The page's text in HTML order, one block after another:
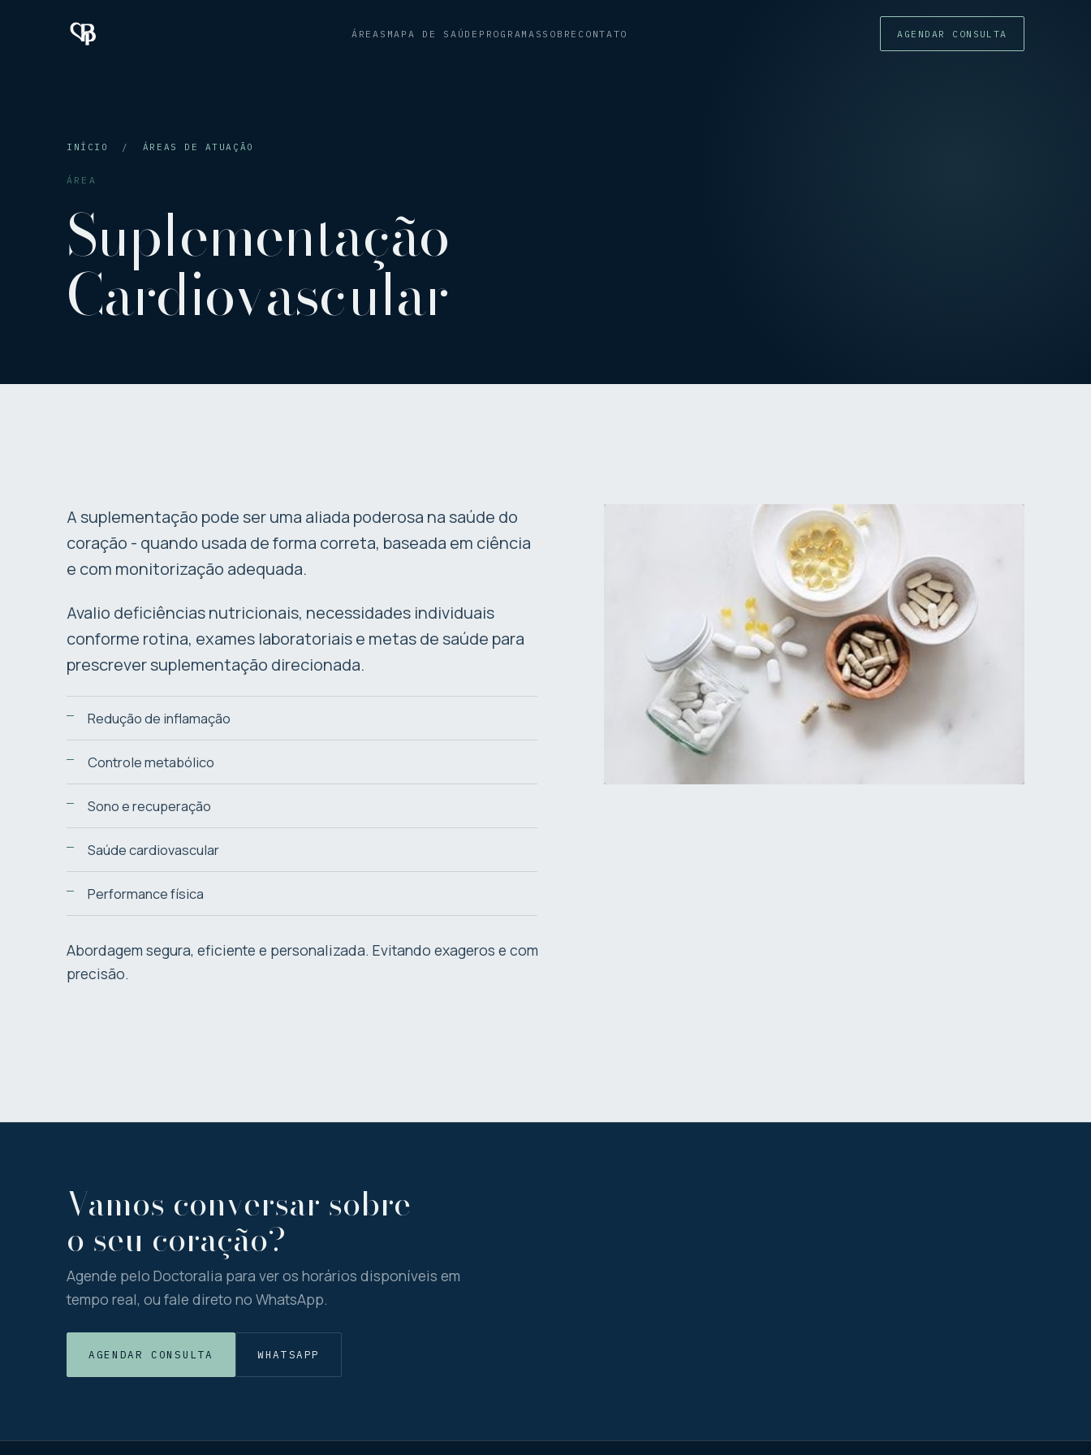
ÁREAS MAPA DE SAÚDE PROGRAMAS SOBRE CONTATO AGENDAR CONSULTA
INÍCIO / ÁREAS DE ATUAÇÃO
ÁREA
Suplementação
Cardiovascular
A suplementação pode ser uma aliada poderosa na saúde do
coração - quando usada de forma correta, baseada em ciência
e com monitorização adequada.
Avalio deficiências nutricionais, necessidades individuais
conforme rotina, exames laboratoriais e metas de saúde para
prescrever suplementação direcionada.
Redução de inflamação
Controle metabólico
Sono e recuperação
Saúde cardiovascular
Performance física
Abordagem segura, eficiente e personalizada. Evitando exageros e com
precisão.
Vamos conversar sobre
o seu coração?
Agende pelo Doctoralia para ver os horários disponíveis em
tempo real, ou fale direto no WhatsApp.
AGENDAR CONSULTA WHATSAPP